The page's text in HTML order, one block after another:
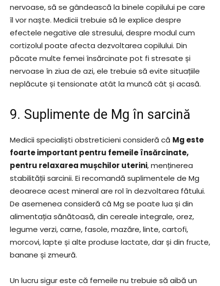
nervoase, să se gândească la binele copilului pe care
îl vor naște. Medicii trebuie să le explice despre
efectele negative ale stresului, despre modul cum
cortizolul poate afecta dezvoltarea copilului. Din
păcate multe femei însărcinate pot fi stresate și
nervoase în ziua de azi, ele trebuie să evite situațiile
neplăcute și tensionate atât la muncă cât și acasă.
9. Suplimente de Mg în sarcină
Medicii specialiști obstreticieni consideră că Mg este
foarte important pentru femeile însărcinate,
pentru relaxarea mușchilor uterini, menținerea
stabilității sarcinii. Ei recomandă suplimentele de Mg
deoarece acest mineral are rol în dezvoltarea fătului.
De asemenea consideră că Mg se poate lua și din
alimentația sănătoasă, din cereale integrale, orez,
legume verzi, carne, fasole, mazăre, linte, cartofi,
morcovi, lapte și alte produse lactate, dar și din fructe,
banane și zmeură.
Un lucru sigur este că femeile nu trebuie să aibă un